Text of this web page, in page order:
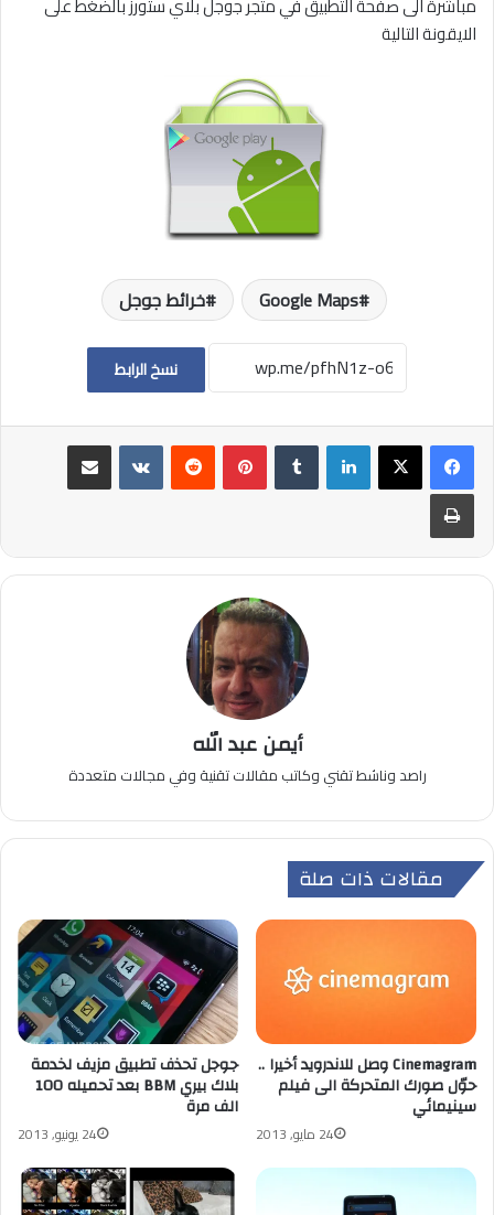
الايقونة التالية
Google Maps خرائط جوجل
نسخ الرابط
لينكدإن بينتيريست
مشاركة عبر البريد
طباعة
أيمن عبد الله
راصد وناشط تقني وكاتب مقالات تقنية وفي مجالات متعددة
مقالات ذات صلة
جوجل تحذف تطبيق مزيف لخدمة
بلاك بيري BBM بعد تحميله 100
الف مرة
24 يونيو, 2013
Cinemagram وصل للاندرويد أخيرا ..
حوّل صورك المتحركة الى فيلم
سينيمائي
24 مايو, 2013